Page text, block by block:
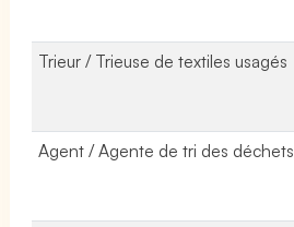
Trieur / Trieuse de textiles usagés
Agent / Agente de tri des déchets